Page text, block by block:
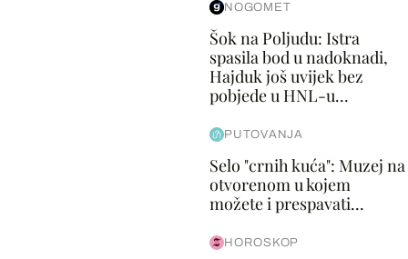
NOGOMET
Šok na Poljudu: Istra
spasila bod u nadoknadi,
Hajduk još uvijek bez
pobjede u HNL-u...
PUTOVANJA
Selo "crnih kuća": Muzej na
otvorenom u kojem
možete i prespavati...
HOROSKOP